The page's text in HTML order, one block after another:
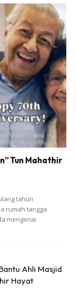
Tun Mahathir
tahun
rumah tangga
mengenai
Ahli Masjid
Hayat